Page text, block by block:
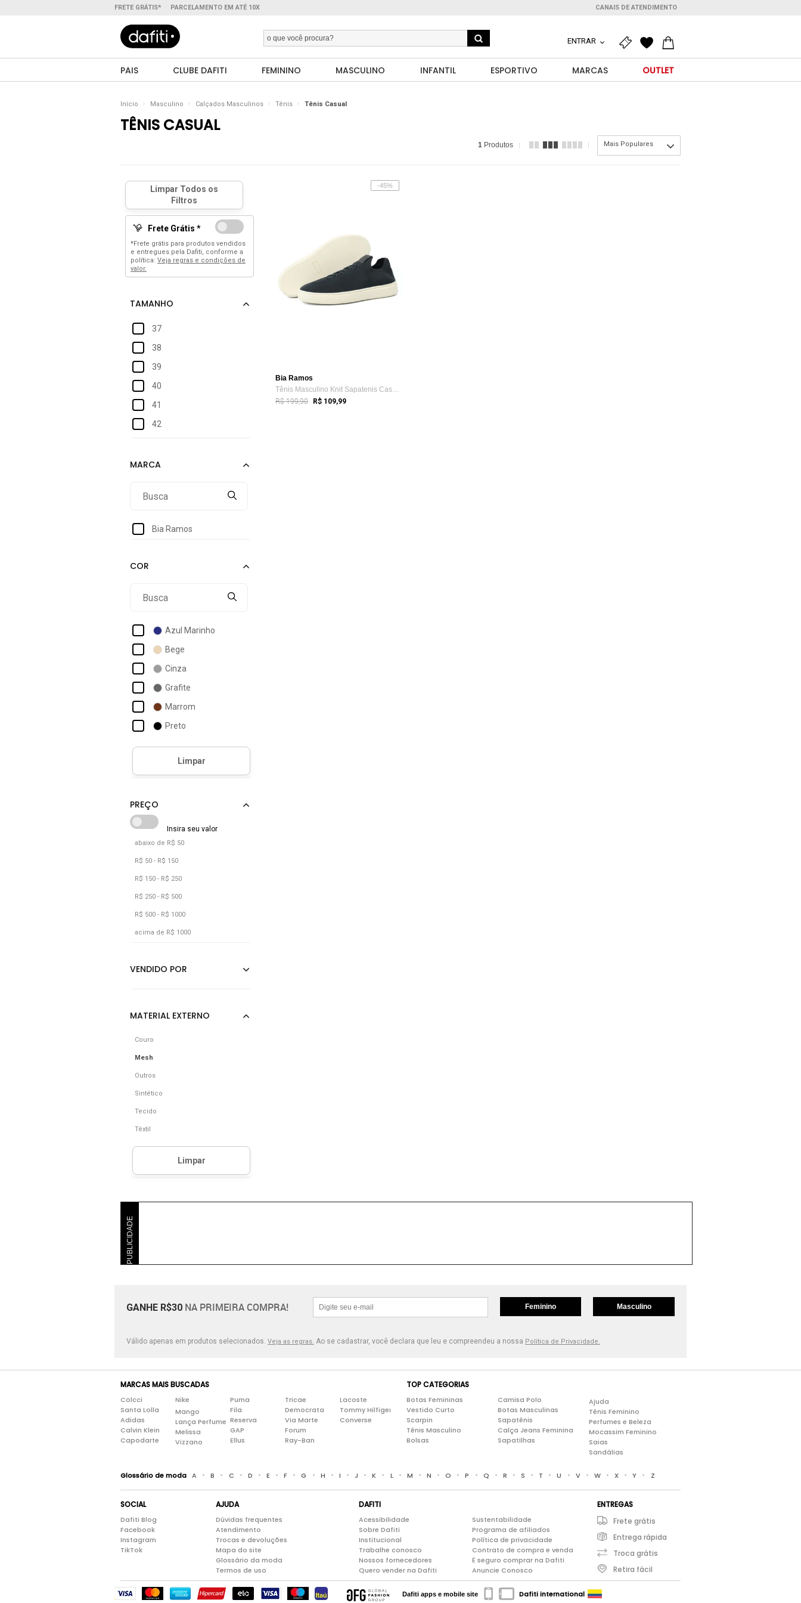
FRETE GRÁTIS* PARCELAMENTO EM ATÉ 10X CANAIS DE ATENDIMENTO
ENTRAR
PAIS CLUBE DAFITI FEMININO MASCULINO INFANTIL ESPORTIVO MARCAS OUTLET
Início Masculino Calçados Masculinos Tênis Tênis Casual
TÊNIS CASUAL
1 Produtos Mais Populares
Frete Grátis *
*Frete grátis para produtos vendidos
e entregues pela Dafiti, conforme a
política: Veja regras e condições de
valor.
37
38
39
40
41
42
44
Bia Ramos
Azul Marinho
Bege
Cinza
Grafite
Marrom
Preto
Verde
abaixo de R$ 50
R$ 50 - R$ 150
R$ 150 - R$ 250
R$ 250 - R$ 500
R$ 500 - R$ 1000
acima de R$ 1000
Couro
Mesh
Outros
Sintético
Tecido
Têxtil
-45%
Bia Ramos
Tênis Masculino Knit Sapatenis Casual Mo...
R$ 199,90 R$ 109,99
PUBLICIDADE
GANHE R$30 NA PRIMEIRA COMPRA! Feminino Masculino
Válido apenas em produtos selecionados. Veja as regras. Ao se cadastrar, você declara que leu e compreendeu a nossa Política de Privacidade.
MARCAS MAIS BUSCADAS
Colcci
Santa Lolla
Adidas
Calvin Klein
Capodarte
Nike
Mango
Lança Perfume
Melissa
Vizzano
Puma
Fila
Reserva
GAP
Ellus
Tricae
Democrata
Via Marte
Forum
Ray-Ban
Lacoste
Tommy Hilfiger
Converse
TOP CATEGORIAS
Botas Femininas
Vestido Curto
Scarpin
Tênis Masculino
Bolsas
Camisa Polo
Botas Masculinas
Sapatênis
Calça Jeans Feminina
Sapatilhas
Ajuda
Tênis Feminino
Perfumes e Beleza
Mocassim Feminino
Saias
Sandálias
Glossário de moda A • B • C • D • E • F • G • H • I • J • K • L • M • N • O • P • Q • R • S • T • U • V • W • X • Y • Z
SOCIAL
Dafiti Blog
Facebook
Instagram
TikTok
AJUDA
Dúvidas frequentes
Atendimento
Trocas e devoluções
Mapa do site
Glossário da moda
Termos de uso
DAFITI
Acessibilidade
Sobre Dafiti
Institucional
Trabalhe conosco
Nossos fornecedores
Quero vender na Dafiti
Sustentabilidade
Programa de afiliados
Política de privacidade
Contrato de compra e venda
É seguro comprar na Dafiti
Anuncie Conosco
ENTREGAS
Frete grátis
Entrega rápida
Troca grátis
Retira fácil
Dafiti apps e mobile site Dafiti international